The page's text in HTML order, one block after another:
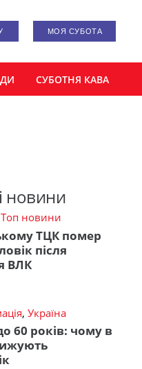
МОЯ СУБОТА
СУБОТНЯ КАВА
новини
Топ новини
ТЦК помер
після
ВЛК
, Україна
60 років: чому в